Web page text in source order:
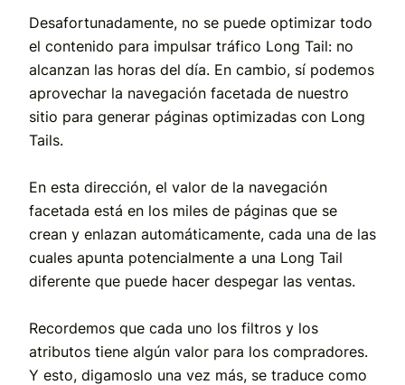
Desafortunadamente, no se puede optimizar todo
el contenido para impulsar tráfico Long Tail: no
alcanzan las horas del día. En cambio, sí podemos
aprovechar la navegación facetada de nuestro
sitio para generar páginas optimizadas con Long
Tails.
En esta dirección, el valor de la navegación
facetada está en los miles de páginas que se
crean y enlazan automáticamente, cada una de las
cuales apunta potencialmente a una Long Tail
diferente que puede hacer despegar las ventas.
Recordemos que cada uno los filtros y los
atributos tiene algún valor para los compradores.
Y esto, digamoslo una vez más, se traduce como